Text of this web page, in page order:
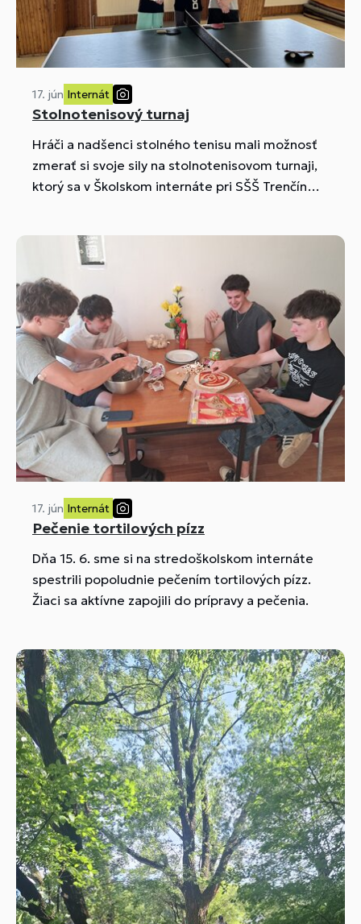
17. jún Internát
Stolnotenisový turnaj
Hráči a nadšenci stolného tenisu mali možnosť
zmerať si svoje sily na stolnotenisovom turnaji,
ktorý sa v Školskom internáte pri SŠŠ Trenčín
17. jún Internát
Pečenie tortilových pízz
Dňa 15. 6. sme si na stredoškolskom internáte
spestrili popoludnie pečením tortilových pízz.
Žiaci sa aktívne zapojili do prípravy a pečenia.